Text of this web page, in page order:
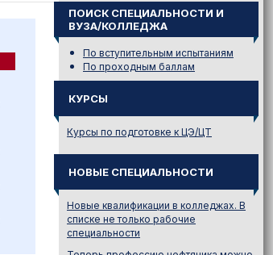
ПОИСК СПЕЦИАЛЬНОСТИ И
ВУЗА/КОЛЛЕДЖА
По вступительным испытаниям
По проходным баллам
КУРСЫ
Курсы по подготовке к ЦЭ/ЦТ
НОВЫЕ СПЕЦИАЛЬНОСТИ
Новые квалификации в колледжах. В
списке не только рабочие
специальности